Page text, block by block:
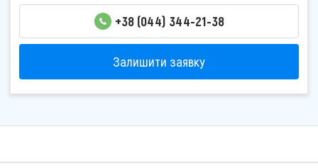
+38 (044) 344-21-38
Залишити заявку